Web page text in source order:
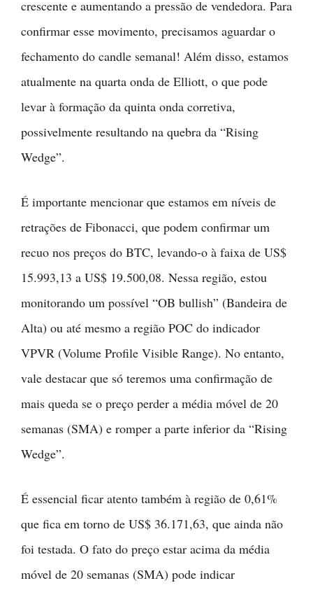
crescente e aumentando a pressão de vendedora. Para
confirmar esse movimento, precisamos aguardar o
fechamento do candle semanal! Além disso, estamos
atualmente na quarta onda de Elliott, o que pode
levar à formação da quinta onda corretiva,
possivelmente resultando na quebra da “Rising
Wedge”.
É importante mencionar que estamos em níveis de
retrações de Fibonacci, que podem confirmar um
recuo nos preços do BTC, levando-o à faixa de US$
15.993,13 a US$ 19.500,08. Nessa região, estou
monitorando um possível “OB bullish” (Bandeira de
Alta) ou até mesmo a região POC do indicador
VPVR (Volume Profile Visible Range). No entanto,
vale destacar que só teremos uma confirmação de
mais queda se o preço perder a média móvel de 20
semanas (SMA) e romper a parte inferior da “Rising
Wedge”.
É essencial ficar atento também à região de 0,61%
que fica em torno de US$ 36.171,63, que ainda não
foi testada. O fato do preço estar acima da média
móvel de 20 semanas (SMA) pode indicar